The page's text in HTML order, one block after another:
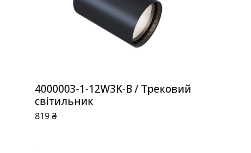
4000003-1-12W3K-B / Трековий
світильник
819₴